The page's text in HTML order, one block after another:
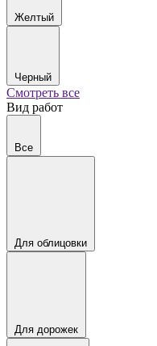
Желтый
Черный
Смотреть все
Вид работ
Все
Для облицовки
Для дорожек